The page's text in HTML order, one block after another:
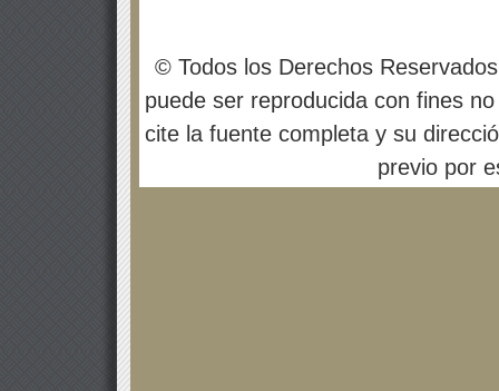
© Todos los Derechos
puede ser reproducida con fines
cite la fuente completa y su
previo por